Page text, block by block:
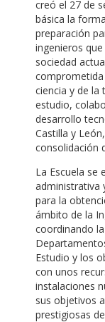
creó el 27 de
básica la
preparación
ingenieros
sociedad
ciencia y de la
estudio,
desarrollo
Castilla y
consolidación
La Escuela se
administrativa
para la
ámbito de la
coordinando
Estudio y los
con unos
instalaciones
sus objetivos
prestigiosas